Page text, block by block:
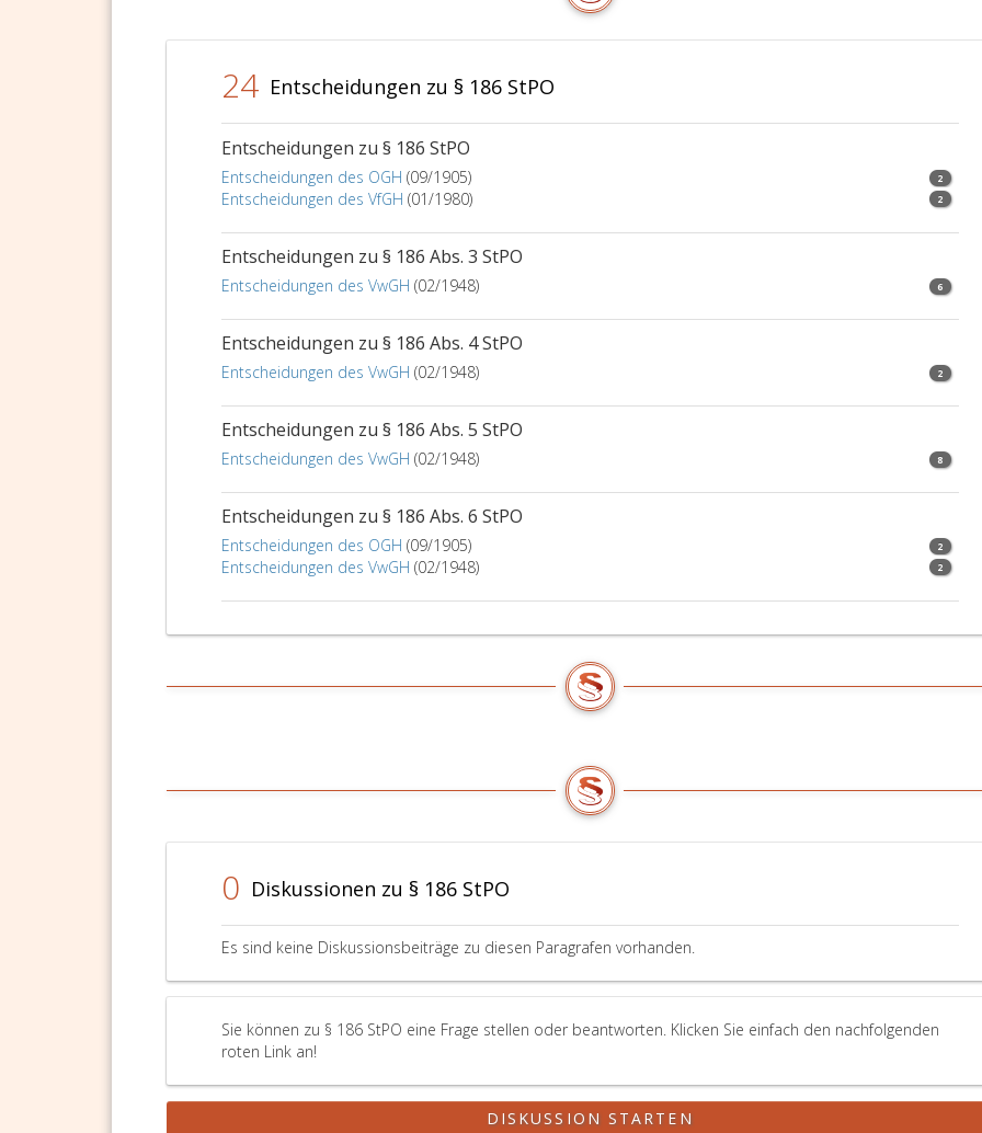
24 Entscheidungen zu § 186 StPO
Entscheidungen zu § 186 StPO
Entscheidungen des OGH (09/1905) 2
Entscheidungen des VfGH (01/1980) 2
Entscheidungen zu § 186 Abs. 3 StPO
Entscheidungen des VwGH (02/1948) 6
Entscheidungen zu § 186 Abs. 4 StPO
Entscheidungen des VwGH (02/1948) 2
Entscheidungen zu § 186 Abs. 5 StPO
Entscheidungen des VwGH (02/1948) 8
Entscheidungen zu § 186 Abs. 6 StPO
Entscheidungen des OGH (09/1905) 2
Entscheidungen des VwGH (02/1948) 2
0 Diskussionen zu § 186 StPO
Es sind keine Diskussionsbeiträge zu diesen Paragrafen vorhanden.
Sie können zu § 186 StPO eine Frage stellen oder beantworten. Klicken Sie einfach den nachfolgenden
roten Link an!
DISKUSSION STARTEN